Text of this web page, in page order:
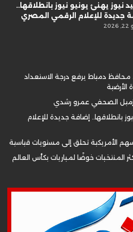
نيوز يهنئ يونيو نيوز بانطلاقها..
جديدة للإعلام الرقمي المصري
دمياط يرفع درجة الاستعداد
الأرضية
الصحفي عمرو رشدي
بانطلاقها.. إضافة جديدة للإعلام
الأمريكية تحلق إلى مستويات قياسية
المنتخبات خوضًا لمباريات بكأس العالم